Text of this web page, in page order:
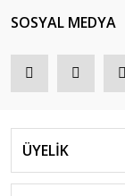
SOSYAL MEDYA
ÜYELİK